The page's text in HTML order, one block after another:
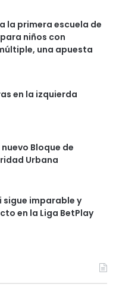
la primera escuela de
niños con
una apuesta
en la izquierda
Bloque de
Urbana
sigue imparable y
en la Liga BetPlay